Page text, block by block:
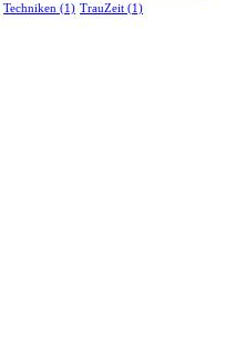
Techniken (1) TrauZeit (1)